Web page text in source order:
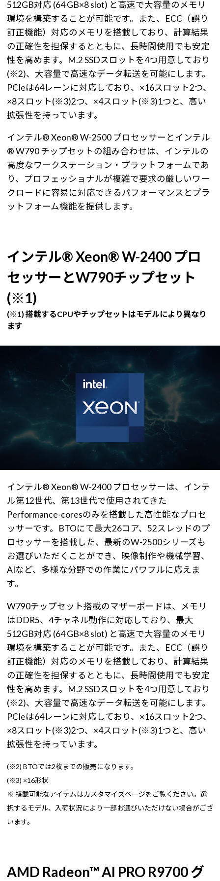
512GB対応 (64 GB×8 slot) と高速で大容量のメモリ
環境を構築することが可能です。また、ECC（誤り
訂正機能）対応のメモリを搭載しており、計算結果
の正確性を担保するとともに、長時間使用でも安定
性を高めます。M.2 SSDスロットを4つ用意しており
(※2)、大容量で高速なデータ転送を可能にします。
PCIeは64レーンに対応しており、×16スロット2つ、
×8スロット(※3)2つ、×4スロット(※3)1つと、高い
拡張性を持っています。
インテル® Xeon® W-2500 プロセッサーとインテル
® W790 チップセットの組み合わせは、インテルの
高度なワークステーション・プラットフォームであ
り、プロフェッショナルが複雑で要求の厳しいワー
クロードに容易に対応できるパフォーマンスとプラ
ットフォーム機能を提供します。
インテル® Xeon® W-2400 プロ
セッサーとW790チップセット
(※1)
(※1) 搭載するCPUやチップセットはモデルにより異なり
ます
インテル® Xeon® W-2400 プロセッサーは、インテ
ル第12世代、第13世代で使用されてきた
Performance-coresのみを搭載した高性能なプロセ
ッサーです。BTOにて最大26コア、52スレッドのプ
ロセッサーを搭載した、最新のW-2500シリーズも
お選びいただくことができ、映像制作や機械学習、
AIなど、多様な分野での作業にパワフルに応えま
す。
W790チップセット搭載のマザーボードは、メモリ
はDDR5、4チャネル動作に対応しており、最大
512GB対応 (64 GB×8 slot) と高速で大容量のメモリ
環境を構築することが可能です。また、ECC（誤り
訂正機能）対応のメモリを搭載しており、計算結果
の正確性を担保するとともに、長時間使用でも安定
性を高めます。M.2 SSDスロットを4つ用意しており
(※2)、大容量で高速なデータ転送を可能にします。
PCIeは64レーンに対応しており、×16スロット2つ、
×8スロット(※3)2つ、×4スロット(※3)1つと、高い
拡張性を持っています。
(※2) BTOでは2枚までの販売になります。
(※3) ×16形状
※ 搭載可能なアイテムはカスタマイズページをご覧ください。選
択するモデル、入荷状況により一部お選びいただけない場合がござ
います。
AMD Radeon™ AI PRO R9700 グ